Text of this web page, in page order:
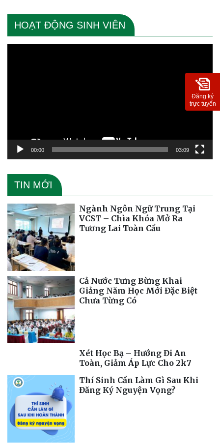
HOẠT ĐỘNG SINH VIÊN
00:00 03:09
TIN MỚI
Ngành Ngôn Ngữ Trung Tại
VCST – Chìa Khóa Mở Ra
Tương Lai Toàn Cầu
Cả Nước Tưng Bừng Khai
Giảng Năm Học Mới Đặc Biệt
Chưa Từng Có
Xét Học Bạ – Hướng Đi An
Toàn, Giảm Áp Lực Cho 2k7
Thí Sinh Cần Làm Gì Sau Khi
Đăng Ký Nguyện Vọng?
Đăng ký
trực tuyến